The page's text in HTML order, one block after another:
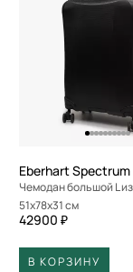
Eberhart Spectrum
51x78x31 см
42900 ₽
В КОРЗИНУ